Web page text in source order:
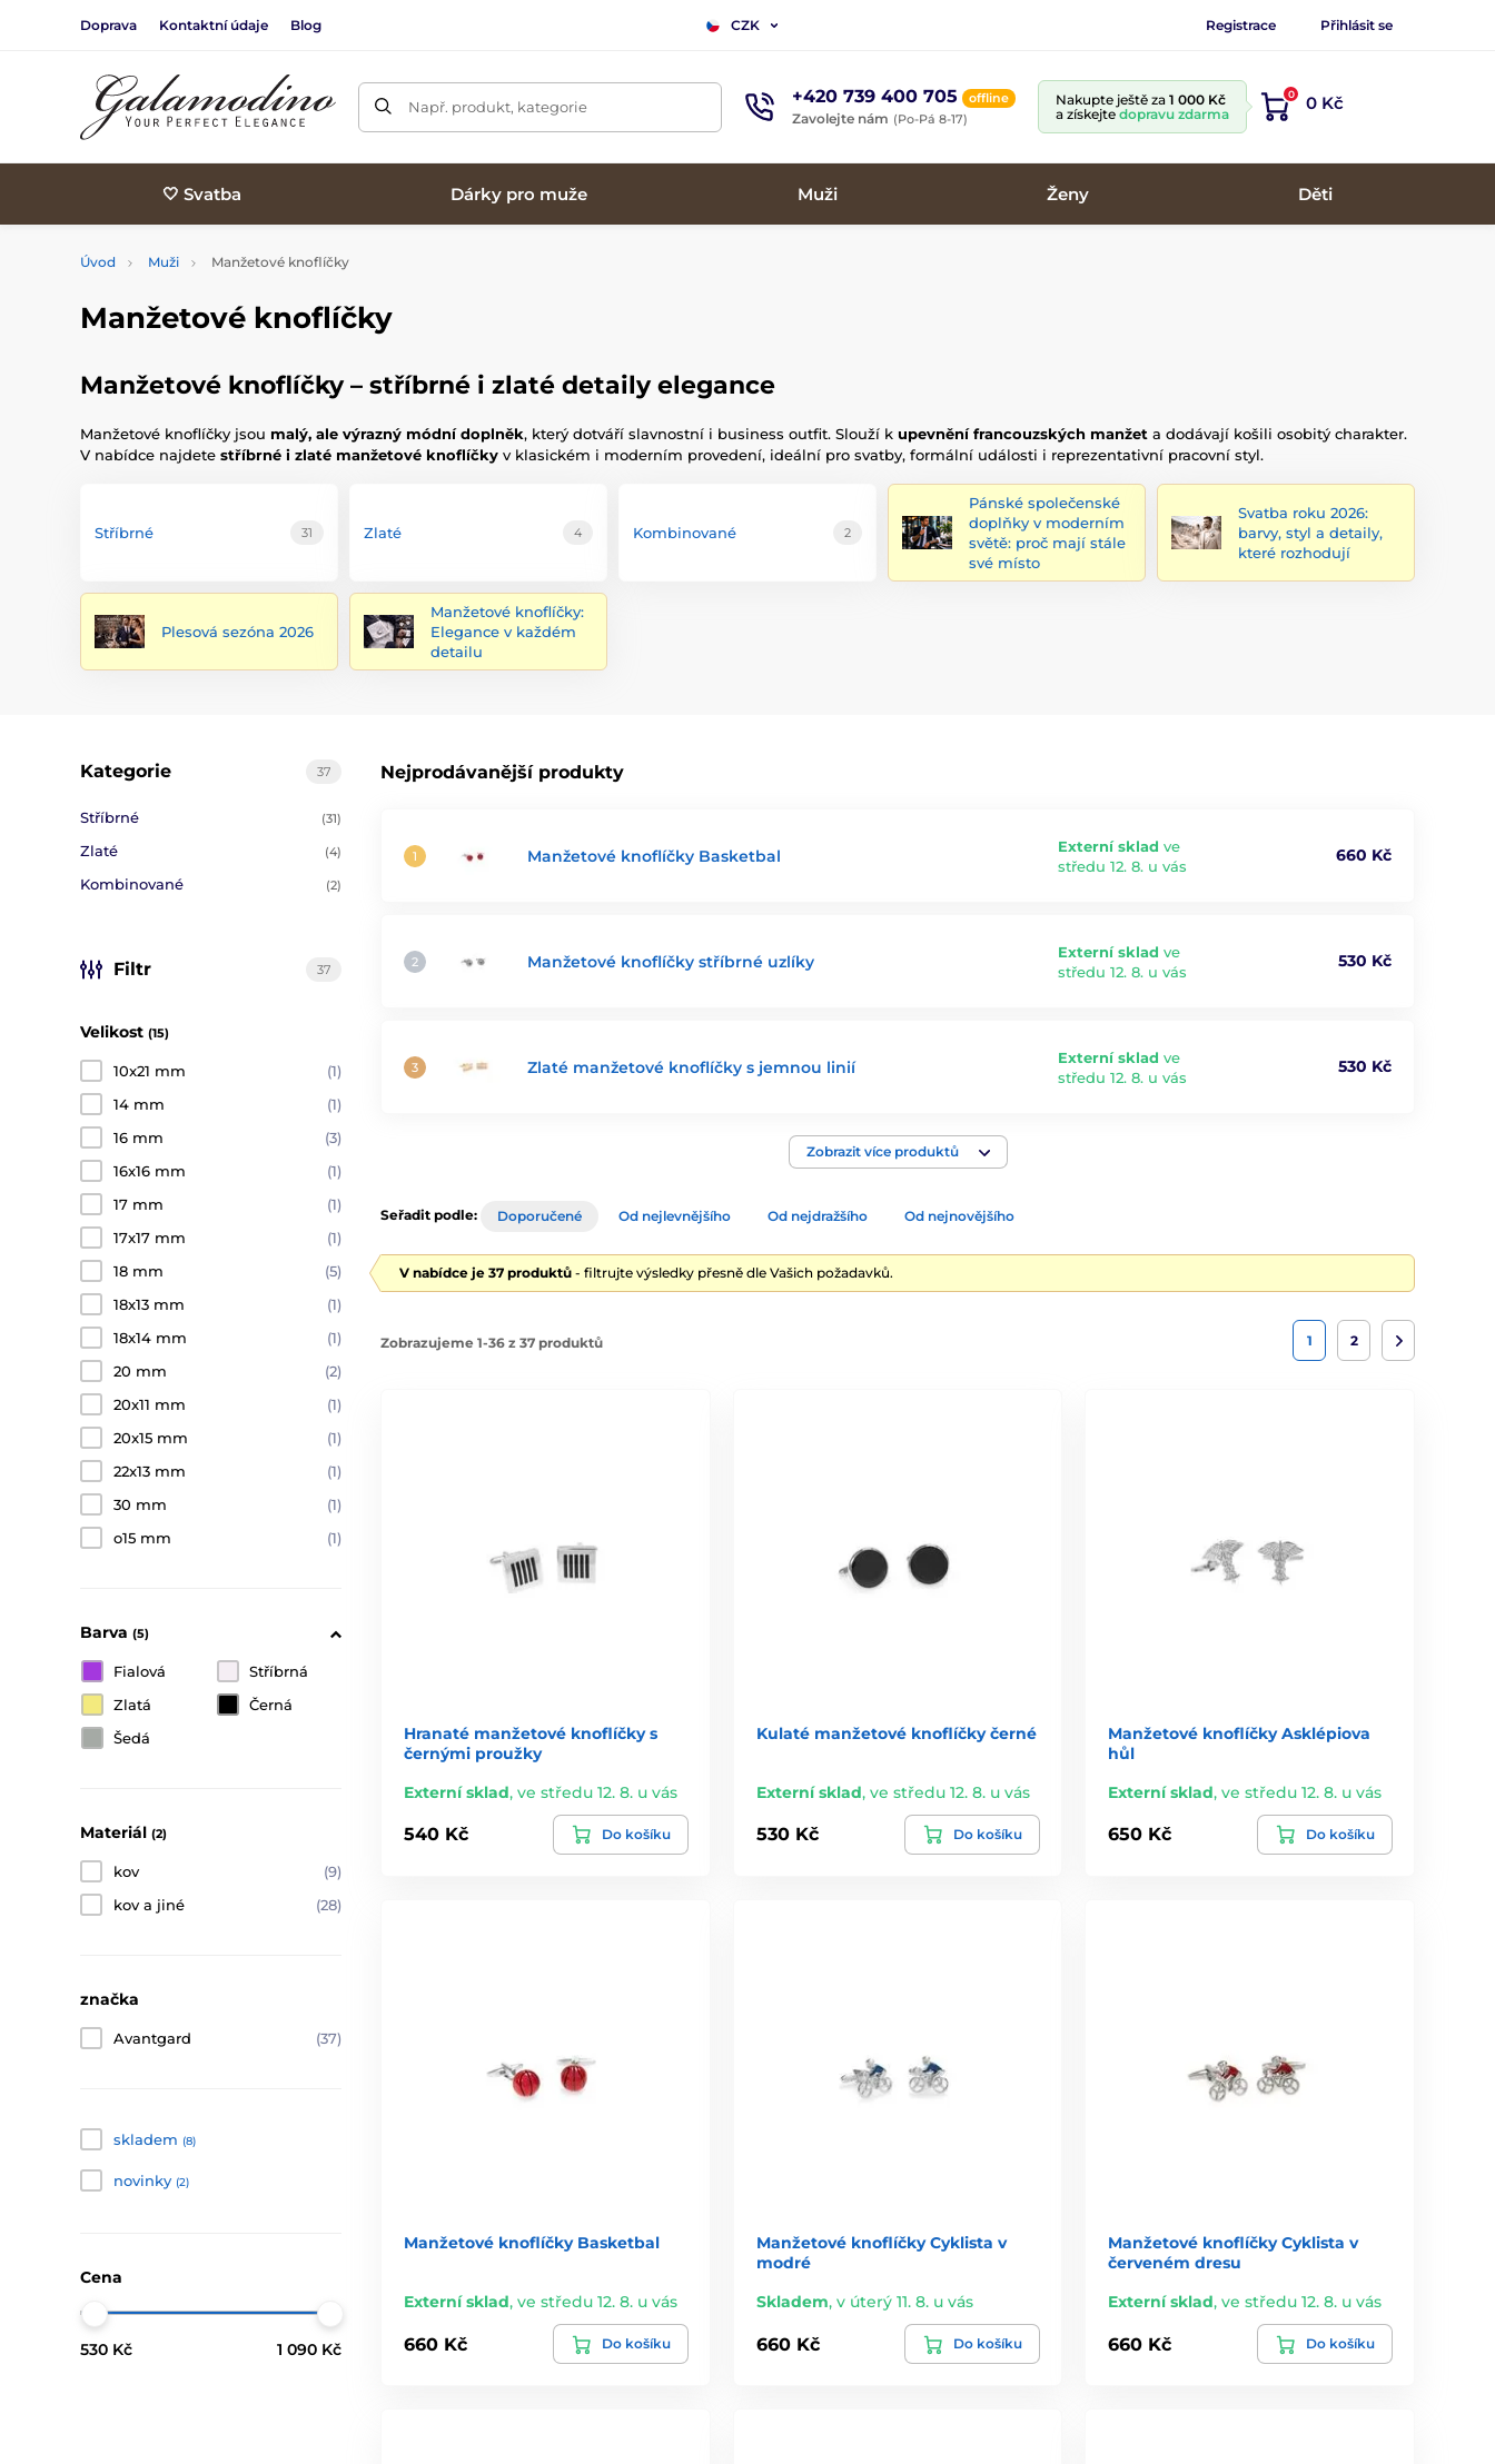
Doprava Kontaktní údaje Blog CZK Registrace Přihlásit se
Např. produkt, kategorie +420 739 400 705 offline
Zavolejte nám (Po-Pá 8-17)
Nakupte ještě za 1 000 Kč
a získejte dopravu zdarma
0 0 Kč
🤍 Svatba Dárky pro muže Muži Ženy Děti
Úvod Muži Manžetové knoflíčky
Manžetové knoflíčky
Manžetové knoflíčky – stříbrné i zlaté detaily elegance
Manžetové knoflíčky jsou malý, ale výrazný módní doplněk, který dotváří slavnostní i business outfit. Slouží k upevnění francouzských manžet a dodávají košili osobitý charakter.
V nabídce najdete stříbrné i zlaté manžetové knoflíčky v klasickém i moderním provedení, ideální pro svatby, formální události i reprezentativní pracovní styl.
Stříbrné 31 Zlaté 4 Kombinované 2
Pánské společenské
doplňky v moderním
světě: proč mají stále
své místo
Svatba roku 2026:
barvy, styl a detaily,
které rozhodují
Plesová sezóna 2026
Manžetové knoflíčky:
Elegance v každém
detailu
Nejprodávanější produkty
Manžetové knoflíčky Basketbal Externí sklad ve
středu 12. 8. u vás
660 Kč
Manžetové knoflíčky stříbrné uzlíky Externí sklad ve
středu 12. 8. u vás
530 Kč
Zlaté manžetové knoflíčky s jemnou linií Externí sklad ve
středu 12. 8. u vás
530 Kč
Zobrazit více produktů
37
Kategorie
Stříbrné (31)
Zlaté (4)
Kombinované (2)
Filtr 37
Velikost (15)
10x21 mm
(1)
14 mm
(1)
16 mm
(3)
16x16 mm
(1)
17 mm
(1)
17x17 mm
(1)
18 mm
(5)
18x13 mm
(1)
18x14 mm
(1)
20 mm
(2)
20x11 mm
(1)
20x15 mm
(1)
22x13 mm
(1)
30 mm
(1)
o15 mm
(1)
Barva (5)
Fialová
Stříbrná
Zlatá
Černá
Šedá
Materiál (2)
kov
(9)
kov a jiné
(28)
značka
Avantgard (37)
skladem (8)
novinky (2)
Cena
530 Kč 1 090 Kč
Seřadit podle: Doporučené Od nejlevnějšího Od nejdražšího Od nejnovějšího
V nabídce je 37 produktů - filtrujte výsledky přesně dle Vašich požadavků.
Zobrazujeme 1-36 z 37 produktů 1 2
Hranaté manžetové knoflíčky s
černými proužky
Externí sklad, ve středu 12. 8. u vás
540 Kč Do košíku
Kulaté manžetové knoflíčky černé
Externí sklad, ve středu 12. 8. u vás
530 Kč Do košíku
Manžetové knoflíčky Asklépiova
hůl
Externí sklad,ve středu 12. 8. u vás
650 Kč Do košíku
Manžetové knoflíčky Basketbal
Externí sklad, ve středu 12. 8. u vás
660 Kč Do košíku
Manžetové knoflíčky Cyklista v
modré
Skladem, v úterý 11. 8. u vás
660 Kč Do košíku
Manžetové knoflíčky Cyklista v
červeném dresu
Externí sklad,ve středu 12. 8. u vás
660 Kč Do košíku